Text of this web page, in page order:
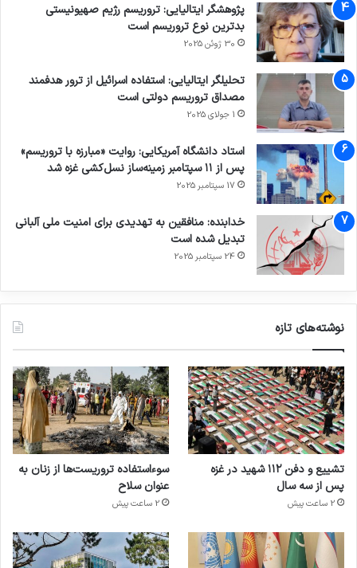
پژوهشگر ایتالیایی: تروریسم رژیم صهیونیستی
بدترین نوع تروریسم است
30 ژوئن 2025
تحلیلگر ایتالیایی: استفاده اسرائیل از ترور هدفمند
مصداق تروریسم دولتی است
1 جولای 2025
استاد دانشگاه آمریکایی: روایت «مبارزه با تروریسم»
پس از ۱۱ سپتامبر زمینه‌ساز نسل‌کشی غزه شد
17 سپتامبر 2025
خدابنده: منافقین به تهدیدی برای امنیت ملی آلبانی
تبدیل شده است
24 سپتامبر 2025
نوشته‌های تازه
تشییع و دفن ۱۱۲ شهید در غزه
پس از سه سال
2 ساعت پیش
سوءاستفاده تروریست‌ها از زنان به
عنوان سلاح
2 ساعت پیش